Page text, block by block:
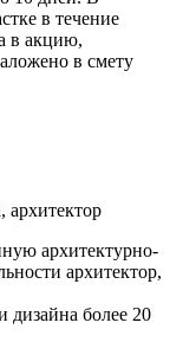
в течение
в акцию,
в смету
архитектор
архитектурно-
архитектор,
дизайна более 20